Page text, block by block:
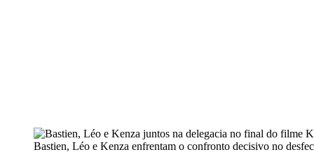
Bastien, Léo e Kenza enfrentam o confronto decisivo no